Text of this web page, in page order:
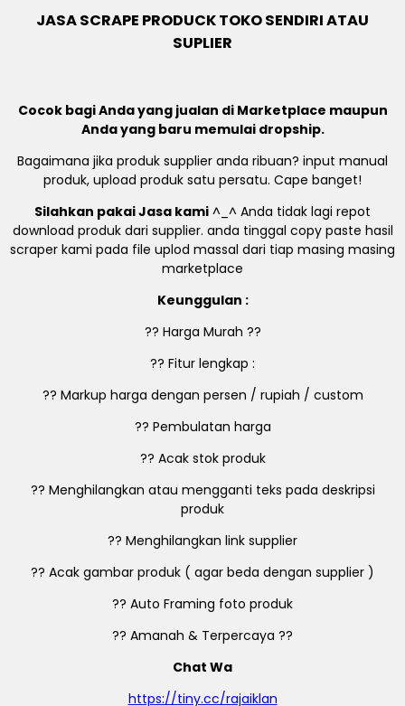
JASA SCRAPE PRODUCK TOKO SENDIRI ATAU
SUPLIER
Cocok bagi Anda yang jualan di Marketplace maupun
Anda yang baru memulai dropship.
Bagaimana jika produk supplier anda ribuan? input manual
produk, upload produk satu persatu. Cape banget!
Silahkan pakai Jasa kami ^_^ Anda tidak lagi repot
download produk dari supplier. anda tinggal copy paste hasil
scraper kami pada file uplod massal dari tiap masing masing
marketplace
Keunggulan :
?? Harga Murah ??
?? Fitur lengkap :
?? Markup harga dengan persen / rupiah / custom
?? Pembulatan harga
?? Acak stok produk
?? Menghilangkan atau mengganti teks pada deskripsi
produk
?? Menghilangkan link supplier
?? Acak gambar produk ( agar beda dengan supplier )
?? Auto Framing foto produk
?? Amanah & Terpercaya ??
Chat Wa
https://tiny.cc/rajaiklan